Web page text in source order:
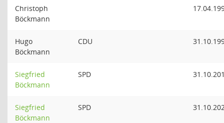
Christoph
Böckmann
Hugo
Böckmann
CDU
Siegfried
Böckmann
SPD
Siegfried
Böckmann
SPD